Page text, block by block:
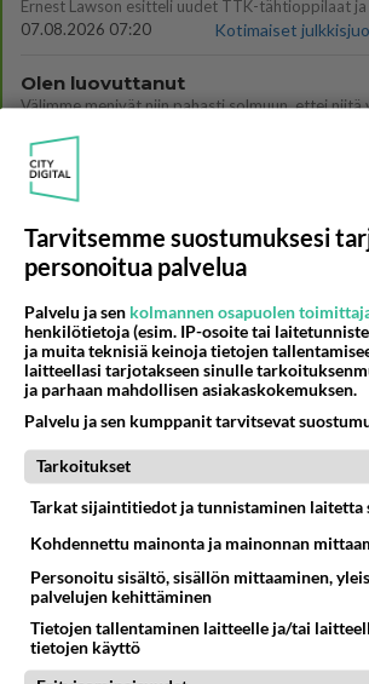
07.08.2026 07:20
Kotimaiset
Olen luovuttanut
Mersumies201
07.08.2026 19:00
Hyrynsalmi
Muistatko Mikkelin
Mitä tuot pöytään parisuhteessa?
Tarvitsemme suostumuksesi
personoitua palvelua
Palvelu ja sen kolmannen osapuolen
henkilötietoja (esim. IP-osoite tai
ja muita teknisiä keinoja tietojen
laitteellasi tarjotakseen sinulle
ja parhaan mahdollisen asiakaskokemuksen.
Palvelu ja sen kumppanit tarvitsevat
Tarkoitukset
Tarkat sijaintitiedot ja tunnistaminen laitetta
Kohdennettu mainonta ja mainonnan
Personoitu sisältö, sisällön mittaaminen,
palvelujen kehittäminen
Tietojen tallentaminen laitteelle ja/tai
tietojen käyttö